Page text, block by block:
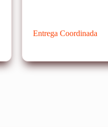
Entrega Coordinada